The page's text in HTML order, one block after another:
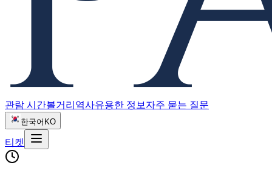
관람 시간볼거리 역사유용한 정보 자주 묻는 질문
한국어 KO
티켓